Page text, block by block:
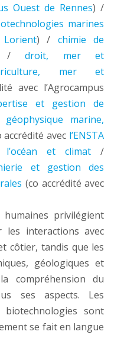
Ouest de Rennes) /
marines
Lorient) / chimie de
droit, mer et
mer et
avec l’Agrocampus
et gestion de
géophysique marine,
accrédité avec l’ENSTA
et climat /
et gestion des
(co accrédité avec
privilégient
les interactions avec
côtier, tandis que les
géologiques et
compréhension du
ses aspects. Les
sont
se fait en langue